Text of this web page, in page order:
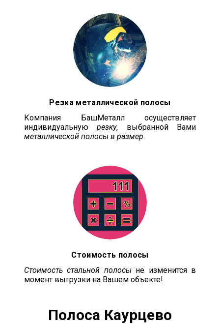
Резка металлической полосы
Компания БашМеталл осуществляет
индивидуальнуюрезку, выбранной Вами
металлической полосы в размер.
Стоимость полосы
Стоимость стальной полосыне изменится в
момент выгрузки на Вашем объекте!
Полоса Каурцево